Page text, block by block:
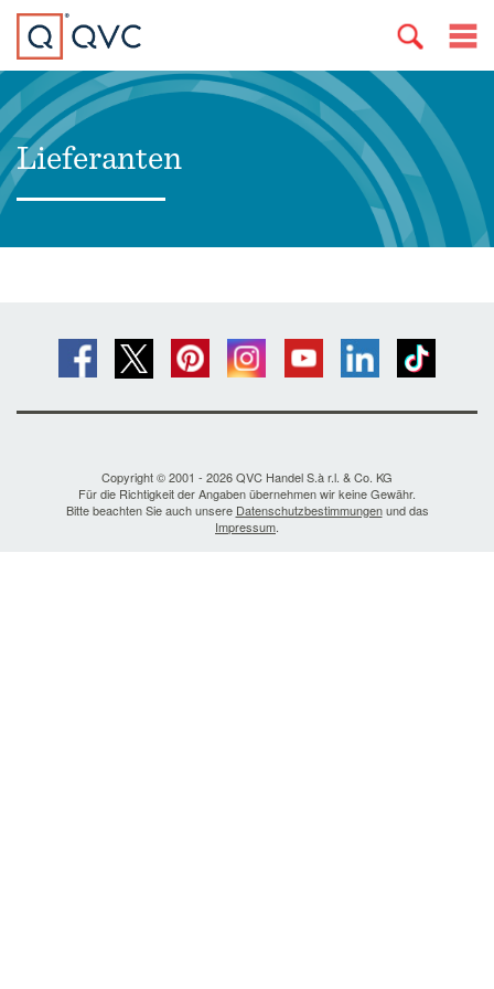
Lieferanten
Copyright © 2001 - 2026 QVC Handel S.à r.l. & Co. KG
Für die Richtigkeit der Angaben übernehmen wir keine Gewähr.
Bitte beachten Sie auch unsere Datenschutzbestimmungenund das
Impressum.